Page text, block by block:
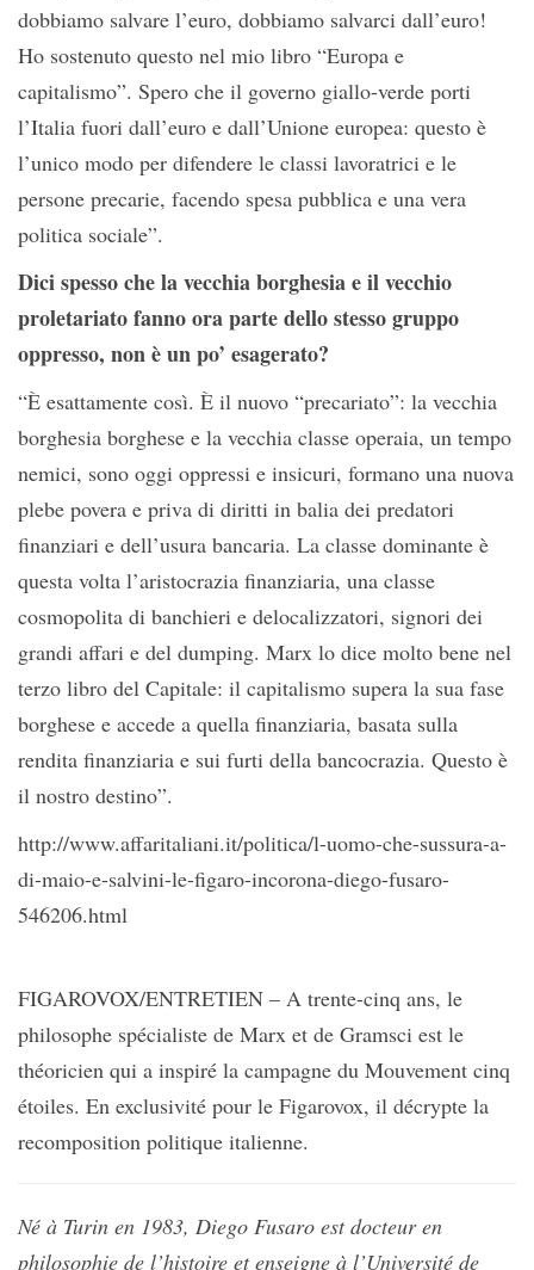
dobbiamo salvare l’euro, dobbiamo salvarci dall’euro!
Ho sostenuto questo nel mio libro “Europa e
capitalismo”. Spero che il governo giallo-verde porti
l’Italia fuori dall’euro e dall’Unione europea: questo è
l’unico modo per difendere le classi lavoratrici e le
persone precarie, facendo spesa pubblica e una vera
politica sociale”.
Dici spesso che la vecchia borghesia e il vecchio
proletariato fanno ora parte dello stesso gruppo
oppresso, non è un po’ esagerato?
“È esattamente così. È il nuovo “precariato”: la vecchia
borghesia borghese e la vecchia classe operaia, un tempo
nemici, sono oggi oppressi e insicuri, formano una nuova
plebe povera e priva di diritti in balia dei predatori
finanziari e dell’usura bancaria. La classe dominante è
questa volta l’aristocrazia finanziaria, una classe
cosmopolita di banchieri e delocalizzatori, signori dei
grandi affari e del dumping. Marx lo dice molto bene nel
terzo libro del Capitale: il capitalismo supera la sua fase
borghese e accede a quella finanziaria, basata sulla
rendita finanziaria e sui furti della bancocrazia. Questo è
il nostro destino”.
http://www.affaritaliani.it/politica/l-uomo-che-sussura-a-
di-maio-e-salvini-le-figaro-incorona-diego-fusaro-
546206.html
FIGAROVOX/ENTRETIEN – A trente-cinq ans, le
philosophe spécialiste de Marx et de Gramsci est le
théoricien qui a inspiré la campagne du Mouvement cinq
étoiles. En exclusivité pour le Figarovox, il décrypte la
recomposition politique italienne.
Né à Turin en 1983, Diego Fusaro est docteur en
philosophie de l’histoire et enseigne à l’Université de